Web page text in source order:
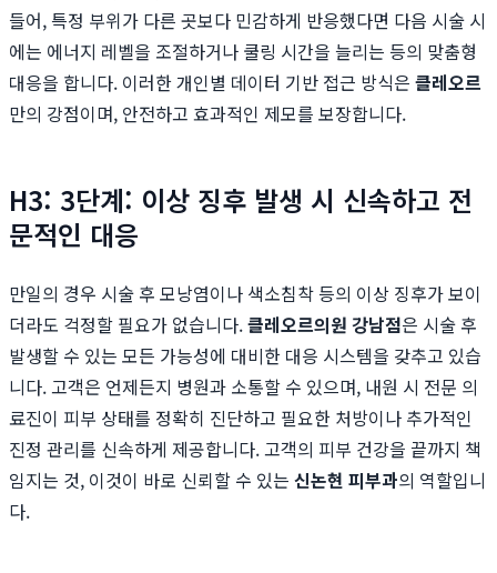
들어, 특정 부위가 다른 곳보다 민감하게 반응했다면 다음 시술 시
에는 에너지 레벨을 조절하거나 쿨링 시간을 늘리는 등의 맞춤형
대응을 합니다. 이러한 개인별 데이터 기반 접근 방식은 클레오르
만의 강점이며, 안전하고 효과적인 제모를 보장합니다.
H3: 3단계: 이상 징후 발생 시 신속하고 전
문적인 대응
만일의 경우 시술 후 모낭염이나 색소침착 등의 이상 징후가 보이
더라도 걱정할 필요가 없습니다.클레오르의원 강남점은 시술 후
발생할 수 있는 모든 가능성에 대비한 대응 시스템을 갖추고 있습
니다. 고객은 언제든지 병원과 소통할 수 있으며, 내원 시 전문 의
료진이 피부 상태를 정확히 진단하고 필요한 처방이나 추가적인
진정 관리를 신속하게 제공합니다. 고객의 피부 건강을 끝까지 책
임지는 것, 이것이 바로 신뢰할 수 있는 신논현 피부과의 역할입니
다.